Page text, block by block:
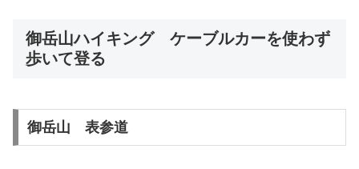
御岳山ハイキング ケーブルカーを使わず
歩いて登る
御岳山 表参道